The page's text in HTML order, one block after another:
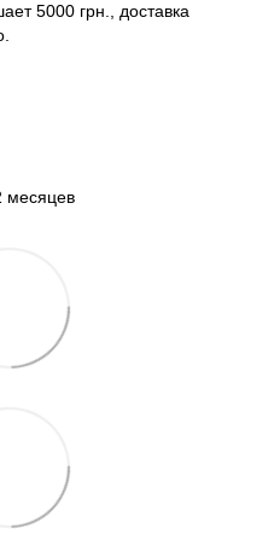
5000 грн., доставка
месяцев